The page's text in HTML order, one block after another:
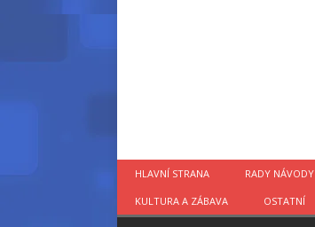
HLAVNÍ STRANA RADY NÁVODY
KULTURA A ZÁBAVA OSTATNÍ